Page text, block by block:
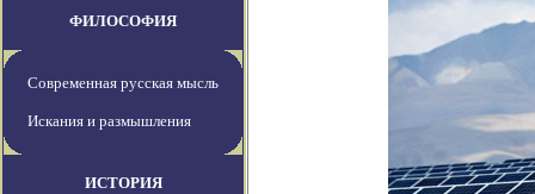
ФИЛОСОФИЯ
Современная русская мысль
Искания и размышления
ИСТОРИЯ